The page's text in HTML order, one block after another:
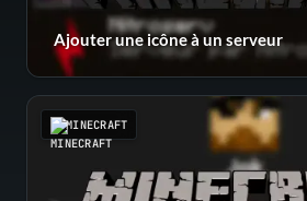
Ajouter une icône à un serveur
MINECRAFT